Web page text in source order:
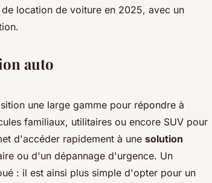
location de voiture en 2025, avec un
auto
une large gamme pour répondre à
familiaux, utilitaires ou encore SUV pour
d'accéder rapidement à une solution
ou d'un dépannage d'urgence. Un
: il est ainsi plus simple d'opter pour un